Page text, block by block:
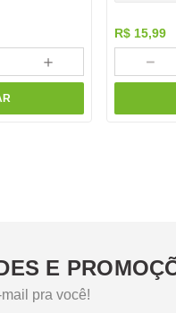
＋
R$ 15,99
－
E
pra você!